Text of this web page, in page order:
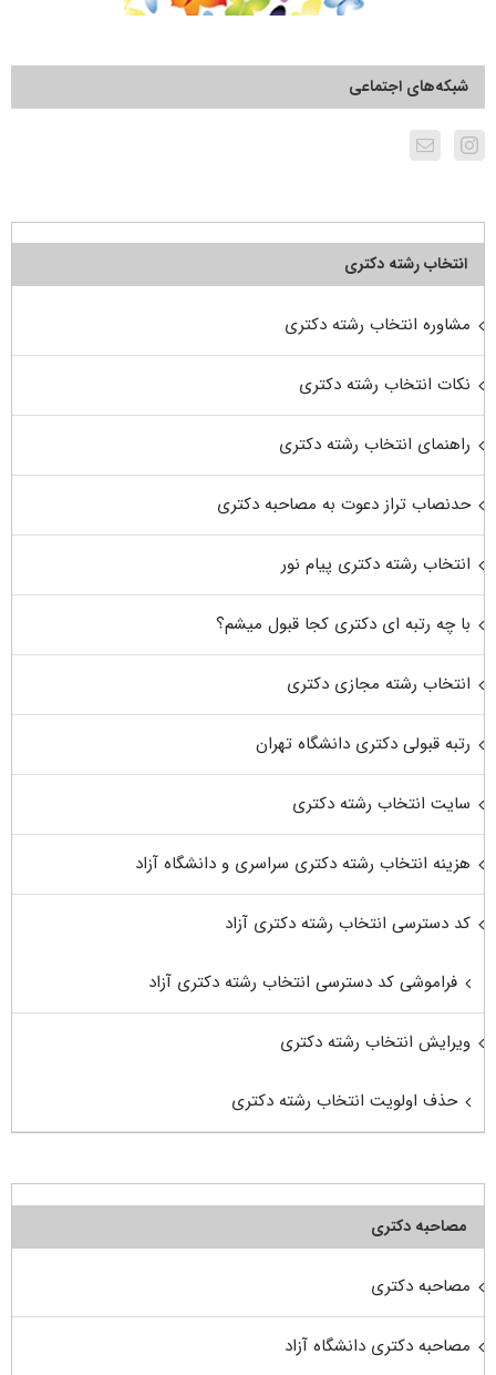
شبکه‌های اجتماعی
انتخاب رشته دکتری
مشاوره انتخاب رشته دکتری
نکات انتخاب رشته دکتری
راهنمای انتخاب رشته دکتری
حدنصاب تراز دعوت به مصاحبه دکتری
انتخاب رشته دکتری پیام نور
با چه رتبه ای دکتری کجا قبول میشم؟
انتخاب رشته مجازی دکتری
رتبه قبولی دکتری دانشگاه تهران
سایت انتخاب رشته دکتری
هزینه انتخاب رشته دکتری سراسری و دانشگاه آزاد
کد دسترسی انتخاب رشته دکتری آزاد
فراموشی کد دسترسی انتخاب رشته دکتری آزاد
ویرایش انتخاب رشته دکتری
حذف اولویت انتخاب رشته دکتری
مصاحبه دکتری
مصاحبه دکتری
مصاحبه دکتری دانشگاه آزاد